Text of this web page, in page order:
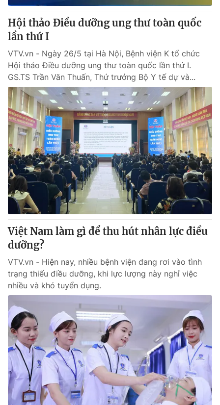
Hội thảo Điều dưỡng ung thư toàn quốc
lần thứ I
VTV.vn - Ngày 26/5 tại Hà Nội, Bệnh viện K tổ chức
Hội thảo Điều dưỡng ung thư toàn quốc lần thứ I.
GS.TS Trần Văn Thuấn, Thứ trưởng Bộ Y tế dự và...
Việt Nam làm gì để thu hút nhân lực điều
dưỡng?
VTV.vn - Hiện nay, nhiều bệnh viện đang rơi vào tình
trạng thiếu điều dưỡng, khi lực lượng này nghỉ việc
nhiều và khó tuyển dụng.